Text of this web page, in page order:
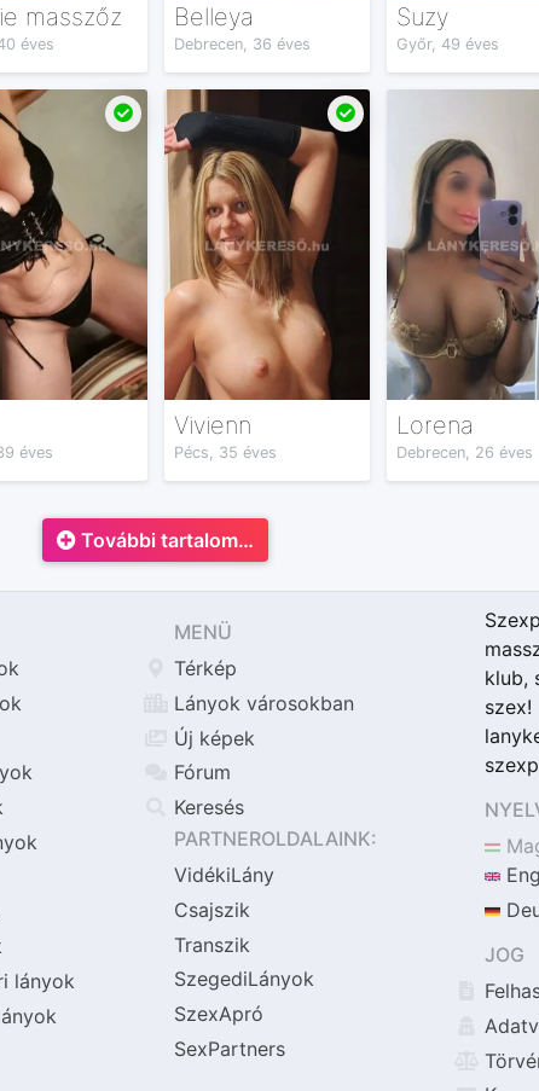
masszőz
éves
Belleya
Debrecen, 36 éves
Suzy
Győr, 49 éves
éves
Vivienn
Pécs, 35 éves
Lorena
Debrecen, 26 éves
További tartalom…
lányok
MENÜ
Térkép
Lányok városokban
Új képek
Fórum
Keresés
PARTNEROLDALAINK:
VidékiLány
Csajszik
Transzik
SzegediLányok
SzexApró
SexPartners
klub,
szex!
JOG